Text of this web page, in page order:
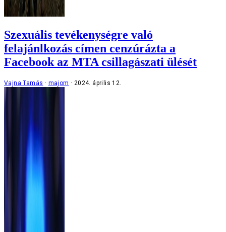
Szexuális tevékenységre való
felajánlkozás címen cenzúrázta a
Facebook az MTA csillagászati ülését
Vajna Tamás majom 2024. április 12.